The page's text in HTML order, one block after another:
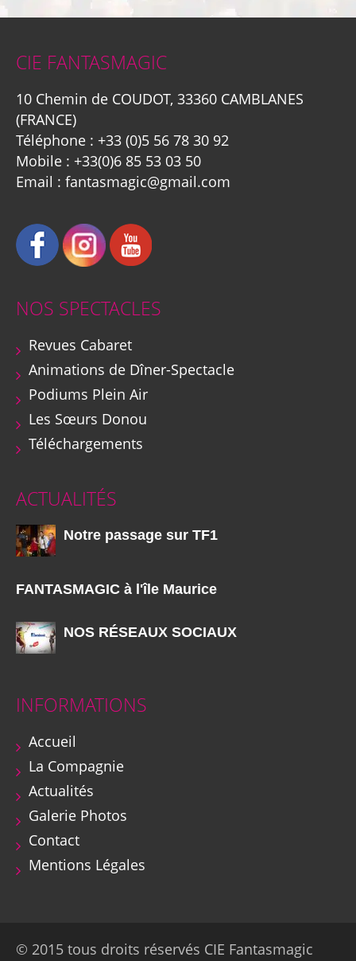
CIE FANTASMAGIC
10 Chemin de COUDOT, 33360 CAMBLANES
(FRANCE)
Téléphone : +33 (0)5 56 78 30 92
Mobile : +33(0)6 85 53 03 50
Email : fantasmagic@gmail.com
NOS SPECTACLES
Revues Cabaret
Animations de Dîner-Spectacle
Podiums Plein Air
Les Sœurs Donou
Téléchargements
ACTUALITÉS
Notre passage sur TF1
FANTASMAGIC à l'île Maurice
NOS RÉSEAUX SOCIAUX
INFORMATIONS
Accueil
La Compagnie
Actualités
Galerie Photos
Contact
Mentions Légales
© 2015 tous droits réservés CIE Fantasmagic